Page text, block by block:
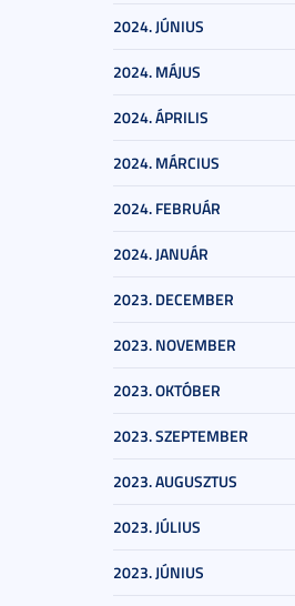
2024. JÚNIUS
2024. MÁJUS
2024. ÁPRILIS
2024. MÁRCIUS
2024. FEBRUÁR
2024. JANUÁR
2023. DECEMBER
2023. NOVEMBER
2023. OKTÓBER
2023. SZEPTEMBER
2023. AUGUSZTUS
2023. JÚLIUS
2023. JÚNIUS